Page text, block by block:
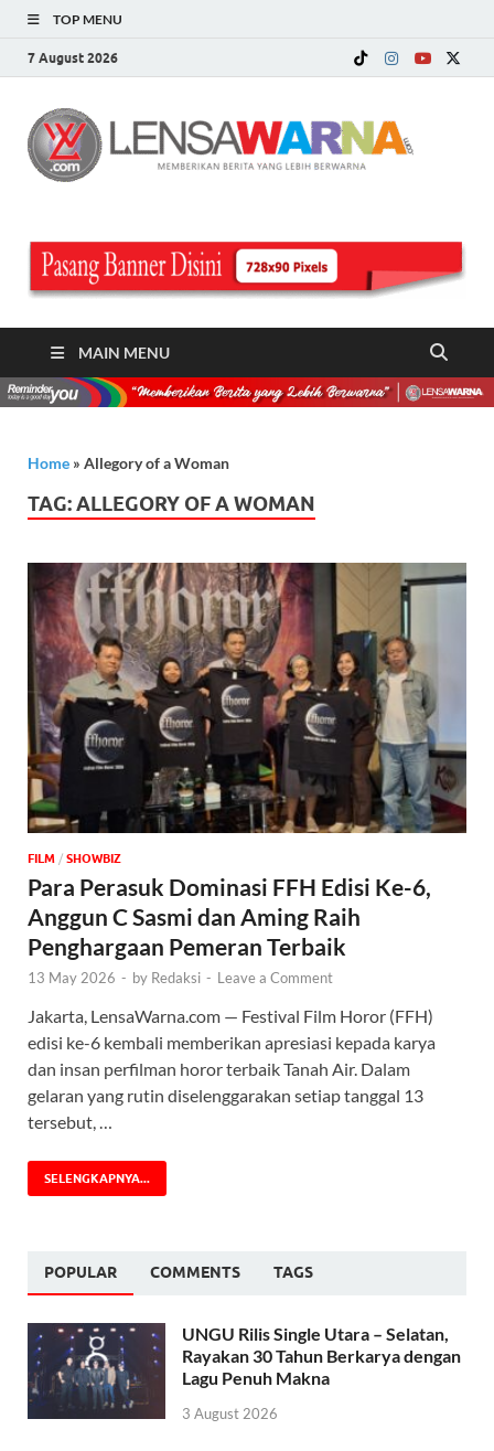
TOP MENU
7 August 2026
MAIN MENU
Home » Allegory of a Woman
TAG:ALLEGORY OF A WOMAN
FILM / ‎SHOWBIZ
Para Perasuk Dominasi FFH Edisi Ke-6,
Anggun C Sasmi dan Aming Raih
Penghargaan Pemeran Terbaik
13 May 2026 - by Redaksi - Leave a Comment
Jakarta, LensaWarna.com — Festival Film Horor (FFH)
edisi ke-6 kembali memberikan apresiasi kepada karya
dan insan perfilman horor terbaik Tanah Air. Dalam
gelaran yang rutin diselenggarakan setiap tanggal 13
tersebut, …
SELENGKAPNYA...
POPULAR COMMENTS TAGS
UNGU Rilis Single Utara – Selatan,
Rayakan 30 Tahun Berkarya dengan
Lagu Penuh Makna
3 August 2026